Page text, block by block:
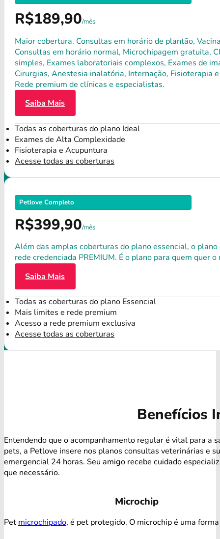
R$189,90/mês
Maior cobertura. Consultas em horário de plantão,
Consultas em horário normal, Microchipagem gratuita,
simples, Exames laboratoriais complexos, Exames de
Cirurgias, Anestesia inalatória, Internação, Fisioterapia
Rede premium de clínicas e especialistas.
Saiba Mais
Todas as coberturas do plano Ideal
Exames de Alta Complexidade
Fisioterapia e Acupuntura
Acesse todas as coberturas
Petlove Completo
R$399,90/mês
Além das amplas coberturas do plano essencial, o
rede credenciada PREMIUM. É o plano para quem quer
Saiba Mais
Todas as coberturas do plano Essencial
Mais limites e rede premium
Acesso a rede premium exclusiva
Acesse todas as coberturas
Benefícios
Entendendo que o acompanhamento regular é vital para a
pets, a Petlove insere nos planos consultas veterinárias e
emergencial 24 horas. Seu amigo recebe cuidado
que necessário.
Microchip
Pet microchipado, é pet protegido. O microchip é uma